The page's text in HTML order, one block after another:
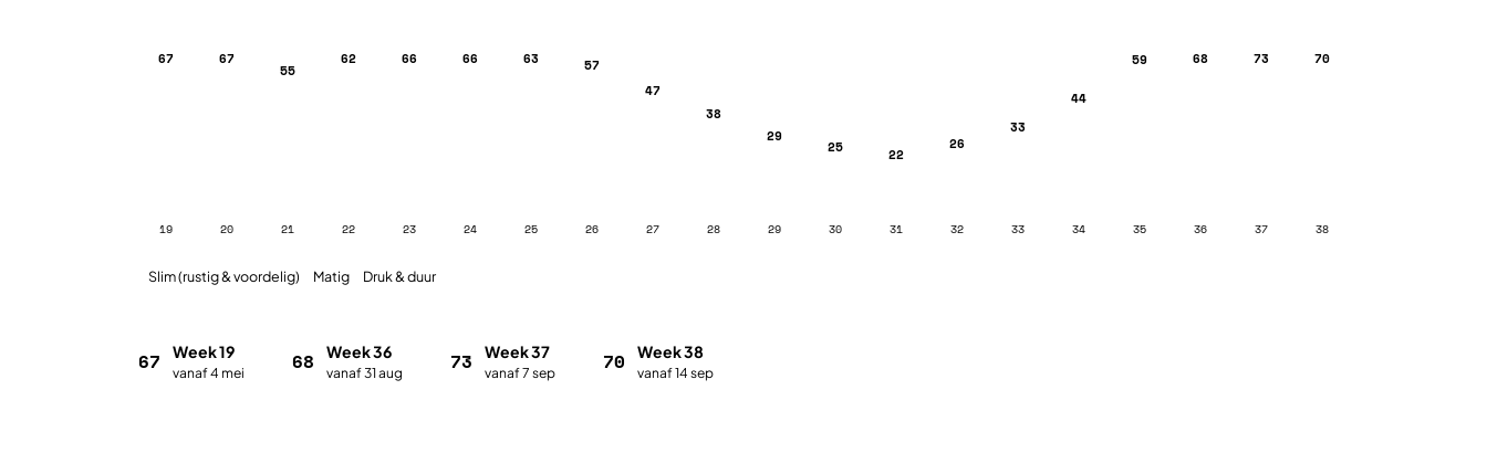
67
19
67
20
55
21
62
22
66
23
66
24
63
25
57
26
47
27
38
28
29
29
25
30
22
31
26
32
33
33
44
34
59
35
68
36
73
37
70
38
Slim (rustig & voordelig) Matig Druk & duur
67 Week 19
vanaf 4 mei 68 Week 36
vanaf 31 aug 73 Week 37
vanaf 7 sep 70 Week 38
vanaf 14 sep